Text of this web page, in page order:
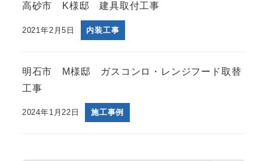
高砂市 K様邸 建具取付工事
2021年2月5日 内装工事
明石市 M様邸 ガスコンロ・レンジフード取替
工事
2024年1月22日 施工事例